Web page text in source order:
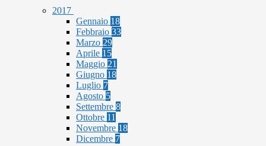
2017
Gennaio 18
Febbraio 33
Marzo 29
Aprile 15
Maggio 21
Giugno 18
Luglio 7
Agosto 5
Settembre 8
Ottobre 11
Novembre 18
Dicembre 7